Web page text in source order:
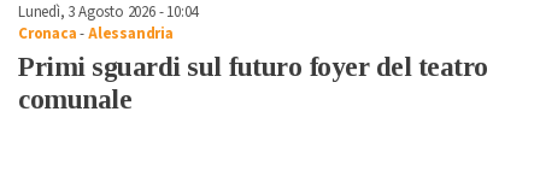
Lunedì, 3 Agosto 2026 - 10:04
Cronaca-Alessandria
Primi sguardi sul futuro foyer del teatro
comunale